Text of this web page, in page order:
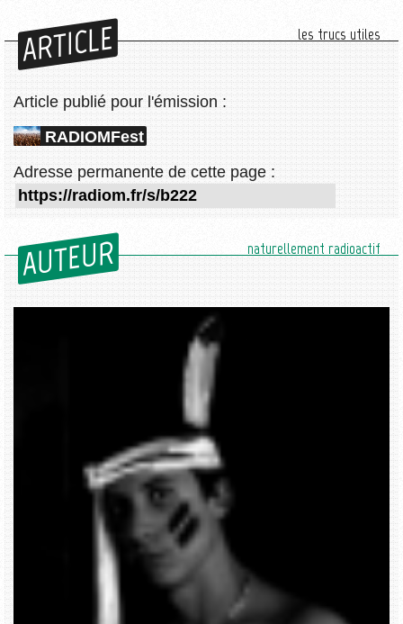
ARTICLE les trucs utiles
Article publié pour l'émission :
RADIOMFest
Adresse permanente de cette page :
AUTEUR naturellement radioactif